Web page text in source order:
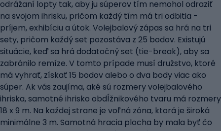
odrážaní lopty tak, aby ju súperov tím nemohol odraziť
na svojom ihrisku, pričom každý tím má tri odbitia -
príjem, exhibíciu a útok. Volejbalový zápas sa hrá na tri
sety, pričom každý set pozostáva z 25 bodov. Existujú
situácie, keď sa hrá dodatočný set (tie-break), aby sa
zabránilo remíze. V tomto prípade musí družstvo, ktoré
má vyhrať, získať 15 bodov alebo o dva body viac ako
súper. Ak vás zaujíma, aké sú rozmery volejbalového
ihriska, samotné ihrisko obdĺžnikového tvaru má rozmery
18 x 9 m. Na každej strane je voľná zóna, ktorá je široká
minimálne 3 m. Samotná hracia plocha by mala byť čo